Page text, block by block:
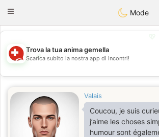
Suissi
Toggle
Mode
💖
💕
Trova la tua anima gemella
Scarica subito la nostra app di incontri!
Valais
Coucou, je suis
j’aime les choses
humour sont